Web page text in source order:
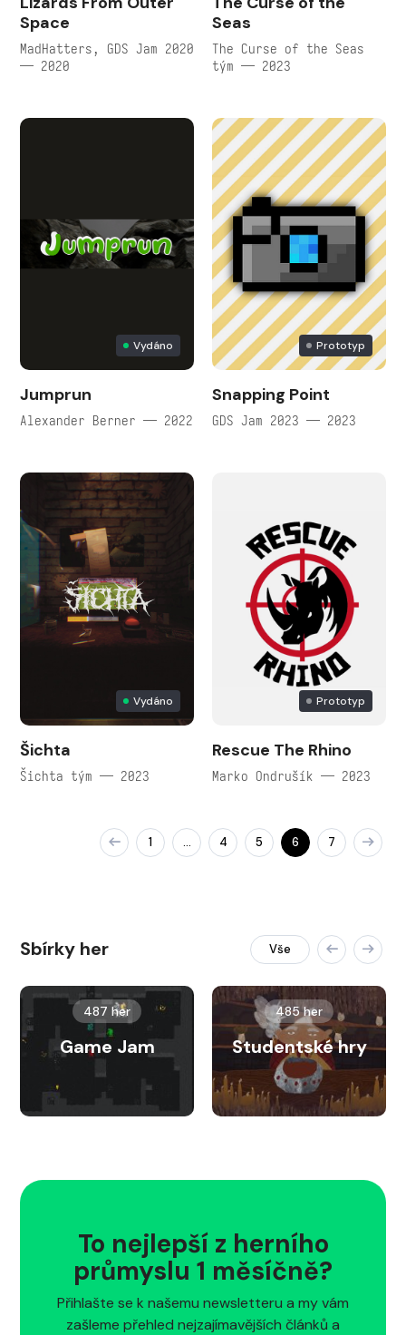
Space
MadHatters, GDS Jam 2020
— 2020
Seas
The Curse of the Seas
tým — 2023
Vydáno
Jumprun
Alexander Berner — 2022
Prototyp
Snapping Point
GDS Jam 2023 — 2023
Vydáno
Šichta
Šichta tým — 2023
Prototyp
Rescue The Rhino
Marko Ondrušík — 2023
1 … 4 5 6 7
Sbírky her Vše
487 her
Game Jam
485 her
Studentské hry
To nejlepší z herního
průmyslu 1 měsíčně?
Přihlašte se k našemu newsletteru a my vám
zašleme přehled nejzajímavějších článků a